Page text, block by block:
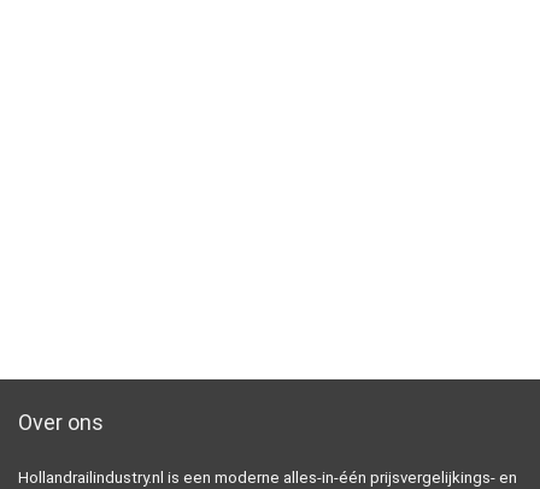
Over ons
Hollandrailindustry.nl is een moderne alles-in-één prijsvergelijkings- en